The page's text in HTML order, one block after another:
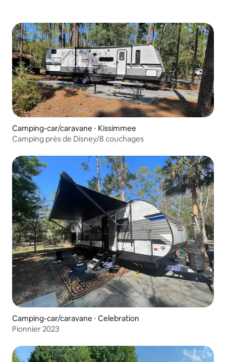
Camping-car/caravane ⋅ Kissimmee
Camping près de Disney/8 couchages
Camping-car/caravane ⋅ Celebration
Pionnier 2023